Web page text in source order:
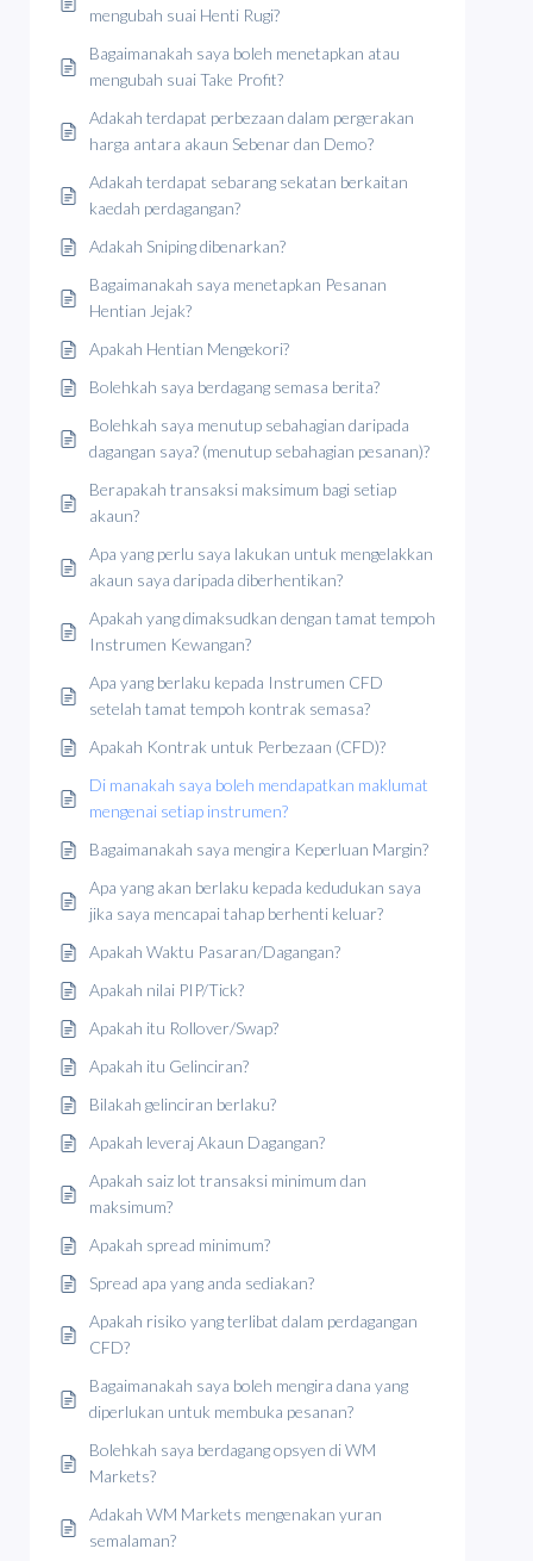
mengubah suai Henti Rugi?
Bagaimanakah saya boleh menetapkan atau
mengubah suai Take Profit?
Adakah terdapat perbezaan dalam pergerakan
harga antara akaun Sebenar dan Demo?
Adakah terdapat sebarang sekatan berkaitan
kaedah perdagangan?
Adakah Sniping dibenarkan?
Bagaimanakah saya menetapkan Pesanan
Hentian Jejak?
Apakah Hentian Mengekori?
Bolehkah saya berdagang semasa berita?
Bolehkah saya menutup sebahagian daripada
dagangan saya? (menutup sebahagian pesanan)?
Berapakah transaksi maksimum bagi setiap
akaun?
Apa yang perlu saya lakukan untuk mengelakkan
akaun saya daripada diberhentikan?
Apakah yang dimaksudkan dengan tamat tempoh
Instrumen Kewangan?
Apa yang berlaku kepada Instrumen CFD
setelah tamat tempoh kontrak semasa?
Apakah Kontrak untuk Perbezaan (CFD)?
Di manakah saya boleh mendapatkan maklumat
mengenai setiap instrumen?
Bagaimanakah saya mengira Keperluan Margin?
Apa yang akan berlaku kepada kedudukan saya
jika saya mencapai tahap berhenti keluar?
Apakah Waktu Pasaran/Dagangan?
Apakah nilai PIP/Tick?
Apakah itu Rollover/Swap?
Apakah itu Gelinciran?
Bilakah gelinciran berlaku?
Apakah leveraj Akaun Dagangan?
Apakah saiz lot transaksi minimum dan
maksimum?
Apakah spread minimum?
Spread apa yang anda sediakan?
Apakah risiko yang terlibat dalam perdagangan
CFD?
Bagaimanakah saya boleh mengira dana yang
diperlukan untuk membuka pesanan?
Bolehkah saya berdagang opsyen di WM
Markets?
Adakah WM Markets mengenakan yuran
semalaman?